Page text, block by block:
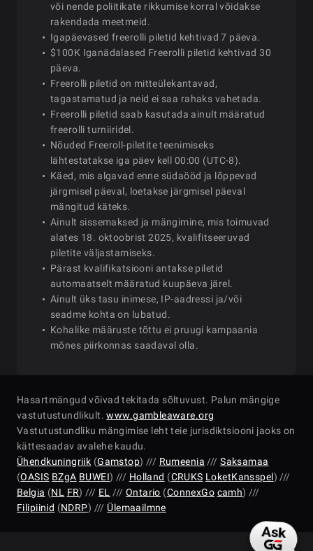
või nende poliitikate rikkumise korral võidakse
rakendada meetmeid.
Igapäevased freerolli piletid kehtivad 7 päeva.
$100K Iganädalased Freerolli piletid kehtivad 30
päeva.
Freerolli piletid on mitteülekantavad,
tagastamatud ja neid ei saa rahaks vahetada.
Freerolli piletid saab kasutada ainult määratud
freerolli turniiridel.
Nõuded Freeroll-piletite teenimiseks
lähtestatakse iga päev kell 00:00 (UTC-8).
Käed, mis algavad enne südaööd ja lõppevad
järgmisel päeval, loetakse järgmisel päeval
mängitud käteks.
Ainult sissemaksed ja mängimine, mis toimuvad
alates 18. oktoobrist 2025, kvalifitseeruvad
piletite väljastamiseks.
Pärast kvalifikatsiooni antakse piletid
automaatselt määratud kuupäeva järel.
Ainult üks tasu inimese, IP-aadressi ja/või
seadme kohta on lubatud.
Kohalike määruste tõttu ei pruugi kampaania
mõnes piirkonnas saadaval olla.
Hasartmängud võivad tekitada sõltuvust. Palun mängige
vastutustundlikult.www.gambleaware.org
Vastutustundliku mängimise leht teie jurisdiktsiooni jaoks on
kättesaadav avalehe kaudu.
Ühendkuningriik (Gamstop) /// Rumeenia ///Saksamaa
(OASIS BZgA BUWEI) /// Holland (CRUKS LoketKansspel) ///
Belgia (NL FR) /// EL /// Ontario (ConnexGo camh) ///
Filipiinid (NDRP) /// Ülemaailmne